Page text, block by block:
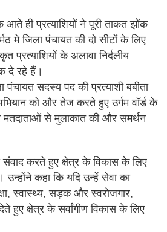
आते ही प्रत्याशियों ने पूरी ताकत झोंक
मे जिला पंचायत की दो सीटों के लिए
प्रत्याशियों के अलावा निर्दलीय
दे रहे हैं।
पंचायत सदस्य पद की प्रत्याशी बबीता
को और तेज करते हुए उर्गम वॉर्ड के
मतदाताओं से मुलाकात की और समर्थन
संवाद करते हुए क्षेत्र के विकास के लिए
उन्होंने कहा कि यदि उन्हें सेवा का
स्वास्थ्य, सड़क और स्वरोजगार,
हुए क्षेत्र के सर्वांगीण विकास के लिए